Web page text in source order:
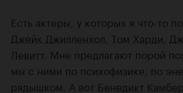
Есть актеры, у которых я что-то
Джейк Джилленхол Том Харди
Левитт . Мне предлагают порой
мы с ними по психофизике, по
рядышком. А вот Бенедикт